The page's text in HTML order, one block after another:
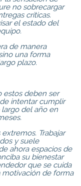
no sobrecargar
críticas.
el estado del
de manera
una forma
plazo.
estos deben ser
intentar cumplir
del año en
Trabajar
y suele
ahora espacios de
su bienestar
que se cuida
de forma